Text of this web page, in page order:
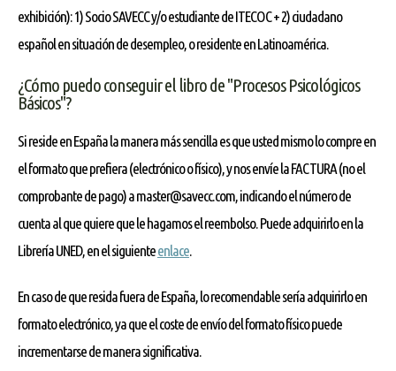
exhibición): 1) Socio SAVECC y/o estudiante de ITECOC + 2) ciudadano
español en situación de desempleo, o residente en Latinoamérica.
¿Cómo puedo conseguir el libro de "Procesos Psicológicos
Básicos"?
Si reside en España la manera más sencilla es que usted mismo lo compre en
el formato que prefiera (electrónico o físico), y nos envíe la FACTURA (no el
comprobante de pago) a master@savecc.com, indicando el número de
cuenta al que quiere que le hagamos el reembolso. Puede adquirirlo en la
Librería UNED, en el siguienteenlace
En caso de que resida fuera de España, lo recomendable sería adquirirlo en
formato electrónico, ya que el coste de envío del formato físico puede
incrementarse de manera significativa.